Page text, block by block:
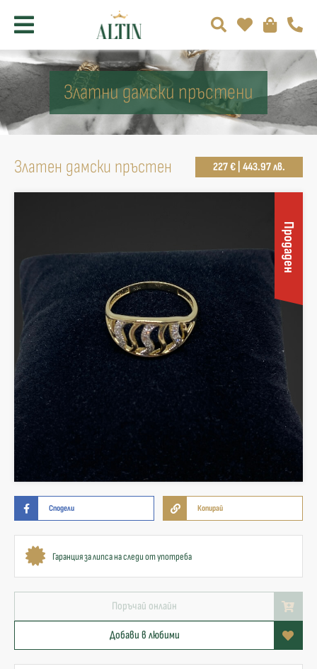
Златни дамски пръстени
Златен дамски пръстен 227 € | 443.97 лв.
Продаден
Сподели Копирай
Гаранция за липса на следи от употреба
Поръчай онлайн
Добави в любими